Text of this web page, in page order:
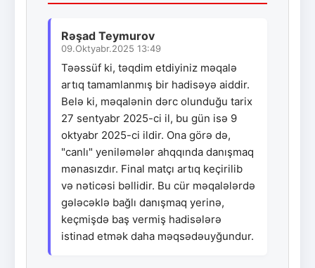
Rəşad Teymurov
09.Oktyabr.2025 13:49
Təəssüf ki, təqdim etdiyiniz məqalə
artıq tamamlanmış bir hadisəyə aiddir.
Belə ki, məqalənin dərc olunduğu tarix
27 sentyabr 2025-ci il, bu gün isə 9
oktyabr 2025-ci ildir. Ona görə də,
"canlı" yeniləmələr ahqqında danışmaq
mənasızdır. Final matçı artıq keçirilib
və nəticəsi bəllidir. Bu cür məqalələrdə
gələcəklə bağlı danışmaq yerinə,
keçmişdə baş vermiş hadisələrə
istinad etmək daha məqsədəuyğundur.